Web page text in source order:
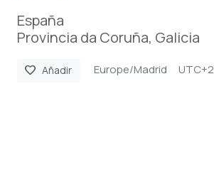
España
Provincia da Coruña, Galicia
favorite Añadir Europe/Madrid UTC+2